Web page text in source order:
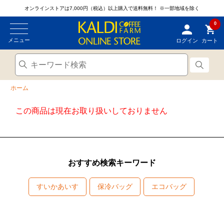
オンラインストアは7,000円（税込）以上購入で送料無料！ ※一部地域を除く
メニュー ログイン
0
カート
ホーム
この商品は現在お取り扱いしておりません
おすすめ検索キーワード
すいかあいす 保冷バッグ エコバッグ